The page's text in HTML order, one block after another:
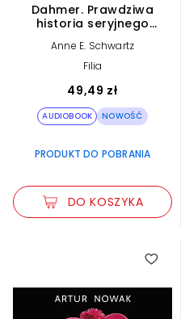
Dahmer. Prawdziwa
historia seryjnego
Anne E. Schwartz
Filia
49,49 zł
AUDIOBOOK NOWOŚĆ
PRODUKT DO POBRANIA
DO KOSZYKA